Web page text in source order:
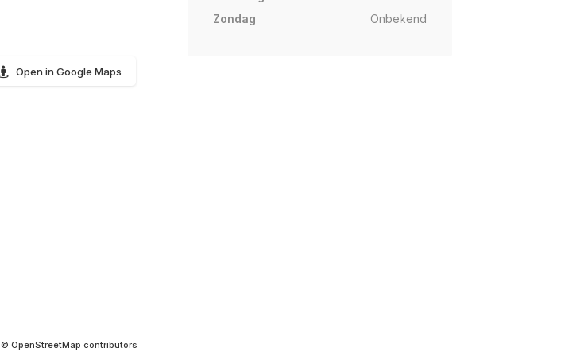
© OpenStreetMap contributors
Open in Google Maps
Zondag
Onbekend